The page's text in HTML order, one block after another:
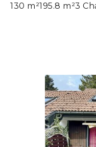
130 m²195.8 m²3